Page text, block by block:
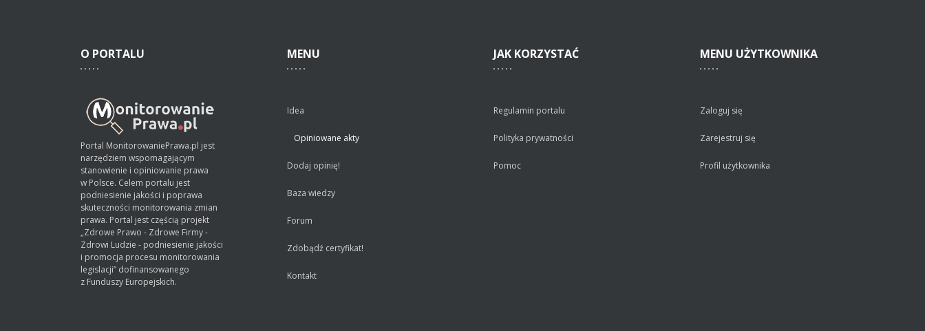
O PORTALU
Portal MonitorowaniePrawa.pl jest
narzędziem wspomagającym
stanowienie i opiniowanie prawa
w Polsce. Celem portalu jest
podniesienie jakości i poprawa
skuteczności monitorowania zmian
prawa. Portal jest częścią projekt
„Zdrowe Prawo - Zdrowe Firmy -
Zdrowi Ludzie - podniesienie jakości
i promocja procesu monitorowania
legislacji” dofinansowanego
z Funduszy Europejskich.
MENU
Idea
Opiniowane akty
Dodaj opinię!
Baza wiedzy
Forum
Zdobądź certyfikat!
Kontakt
JAK KORZYSTAĆ
Regulamin portalu
Polityka prywatności
Pomoc
MENU UŻYTKOWNIKA
Zaloguj się
Zarejestruj się
Profil użytkownika